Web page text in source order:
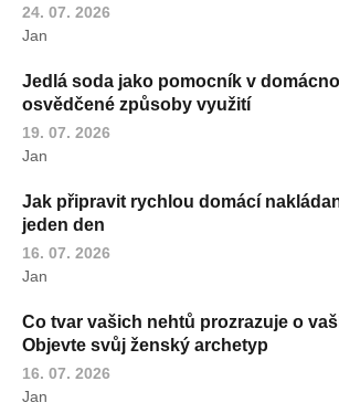
24. 07. 2026
Jan
Jedlá soda jako pomocník v
osvědčené způsoby využití
19. 07. 2026
Jan
Jak připravit rychlou domácí
jeden den
16. 07. 2026
Jan
Co tvar vašich nehtů prozrazuje o
Objevte svůj ženský archetyp
16. 07. 2026
Jan